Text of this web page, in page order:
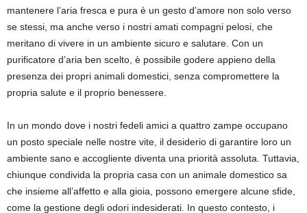
mantenere l’aria fresca e pura è un gesto d’amore non solo verso
se stessi, ma anche verso i nostri amati compagni pelosi, che
meritano di vivere in un ambiente sicuro e salutare. Con un
purificatore d’aria ben scelto, è possibile godere appieno della
presenza dei propri animali domestici, senza compromettere la
propria salute e il proprio benessere.
In un mondo dove i nostri fedeli amici a quattro zampe occupano
un posto speciale nelle nostre vite, il desiderio di garantire loro un
ambiente sano e accogliente diventa una priorità assoluta. Tuttavia,
chiunque condivida la propria casa con un animale domestico sa
che insieme all’affetto e alla gioia, possono emergere alcune sfide,
come la gestione degli odori indesiderati. In questo contesto, i